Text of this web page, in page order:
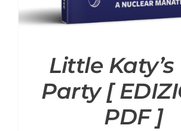
Little Katy’s
Party [
PDF ]